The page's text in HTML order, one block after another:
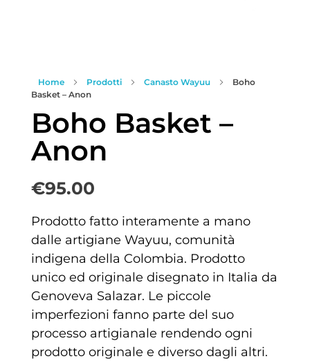
Home Prodotti Canasto Wayuu
Boho
Basket – Anon
Boho Basket –
Anon
€95.00
Prodotto fatto interamente a mano
dalle artigiane Wayuu, comunità
indigena della Colombia. Prodotto
unico ed originale disegnato in Italia da
Genoveva Salazar. Le piccole
imperfezioni fanno parte del suo
processo artigianale rendendo ogni
prodotto originale e diverso dagli altri.